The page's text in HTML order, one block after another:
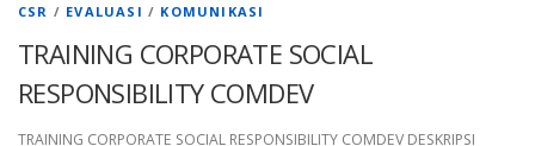
CSR / EVALUASI / KOMUNIKASI
TRAINING CORPORATE SOCIAL
RESPONSIBILITY COMDEV
TRAINING CORPORATE SOCIAL RESPONSIBILITY COMDEV DESKRIPSI